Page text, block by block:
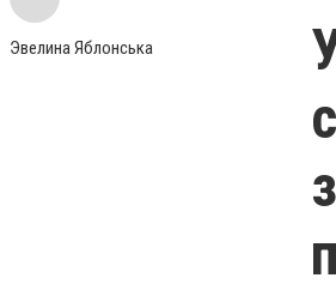
Эвелина Яблонська